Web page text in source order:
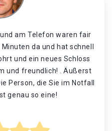
am Telefon waren fair
da und hat schnell
und ein neues Schloss
und freundlich! . Äußerst
Person, die Sie im Notfall
genau so eine!